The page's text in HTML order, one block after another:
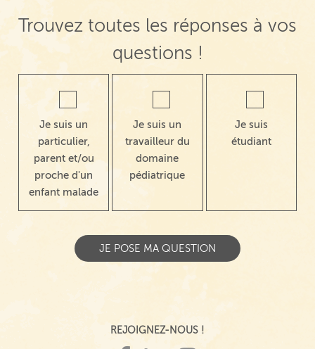
Trouvez toutes les réponses à vos
questions !
Je suis un
particulier,
parent et/ou
proche d'un
enfant malade
Je suis un
travailleur du
domaine
pédiatrique
Je suis
étudiant
REJOIGNEZ-NOUS !